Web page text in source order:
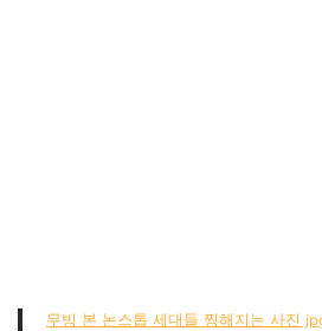
무빙 본 논스톱 세대들 찡해지는 사진